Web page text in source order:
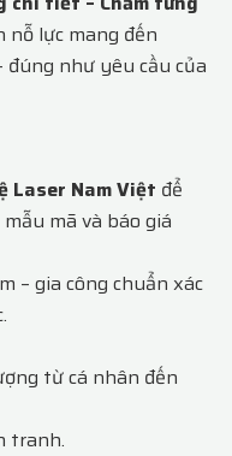
nỗ lực mang đến
đúng như yêu cầu của
Laser Nam Việt để
mã và báo giá
– gia công chuẩn xác
từ cá nhân đến
tranh.